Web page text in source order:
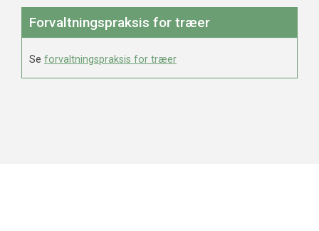
Forvaltningspraksis for træer
Se forvaltningspraksis for træer